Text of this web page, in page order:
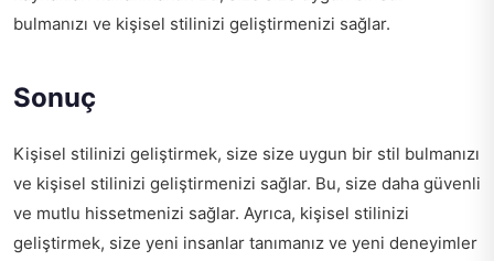
bulmanızı ve kişisel stilinizi geliştirmenizi sağlar.
Sonuç
Kişisel stilinizi geliştirmek, size size uygun bir stil bulmanızı
ve kişisel stilinizi geliştirmenizi sağlar. Bu, size daha güvenli
ve mutlu hissetmenizi sağlar. Ayrıca, kişisel stilinizi
geliştirmek, size yeni insanlar tanımanız ve yeni deneyimler